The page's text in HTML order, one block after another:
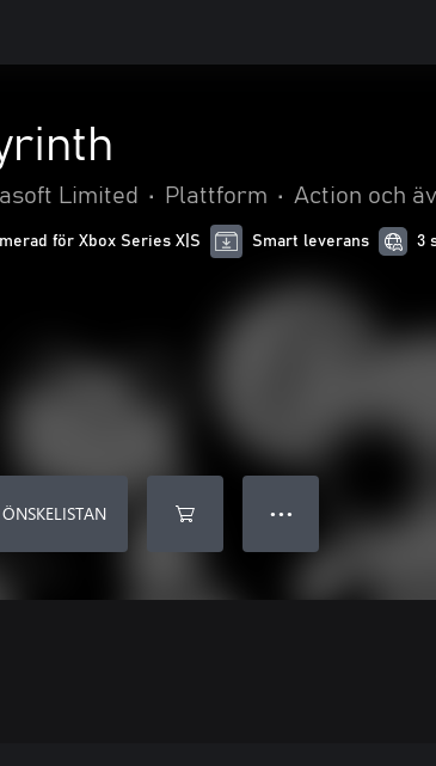
Limited • Plattform • Action och
för Xbox Series X|S Smart leverans 3
● ● ●